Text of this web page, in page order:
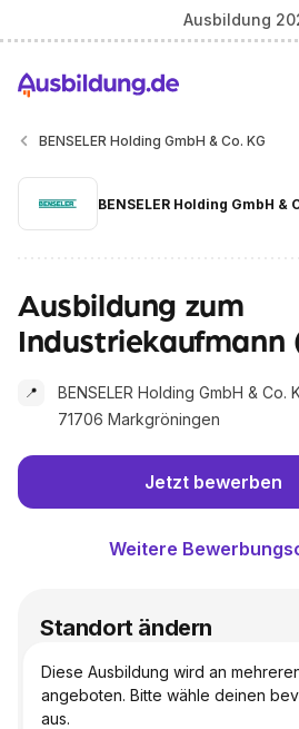
Ausbildung
BENSELER Holding GmbH & Co. KG
BENSELER Holding GmbH &
Ausbildung zum
📍
BENSELER Holding GmbH & Co.
71706 Markgröningen
Jetzt bewerben
Weitere
Standort ändern
Diese Ausbildung wird an
angeboten. Bitte wähle deinen
aus.